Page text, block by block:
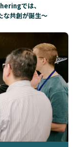
では、
な共創が誕生〜